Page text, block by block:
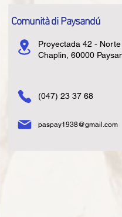
Comunità di Paysandú
Proyectada 42 -
Chaplin, 60000
(047) 23 37 68
paspay1938@gmail.com